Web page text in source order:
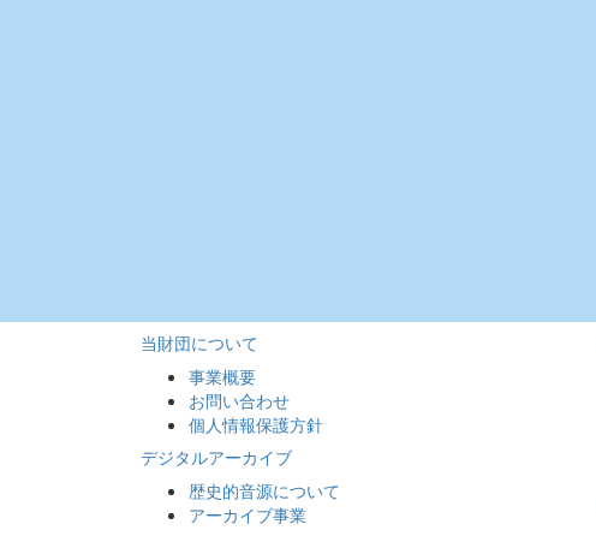
当財団について
事業概要
お問い合わせ
個人情報保護方針
デジタルアーカイブ
歴史的音源について
アーカイブ事業